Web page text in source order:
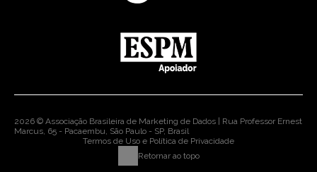
2026 © Associação Brasileira de Marketing de Dados | Rua Professor Ernest
Marcus, 65 - Pacaembu, São Paulo - SP, Brasil
Termos de Uso e Política de Privacidade
Retornar ao topo